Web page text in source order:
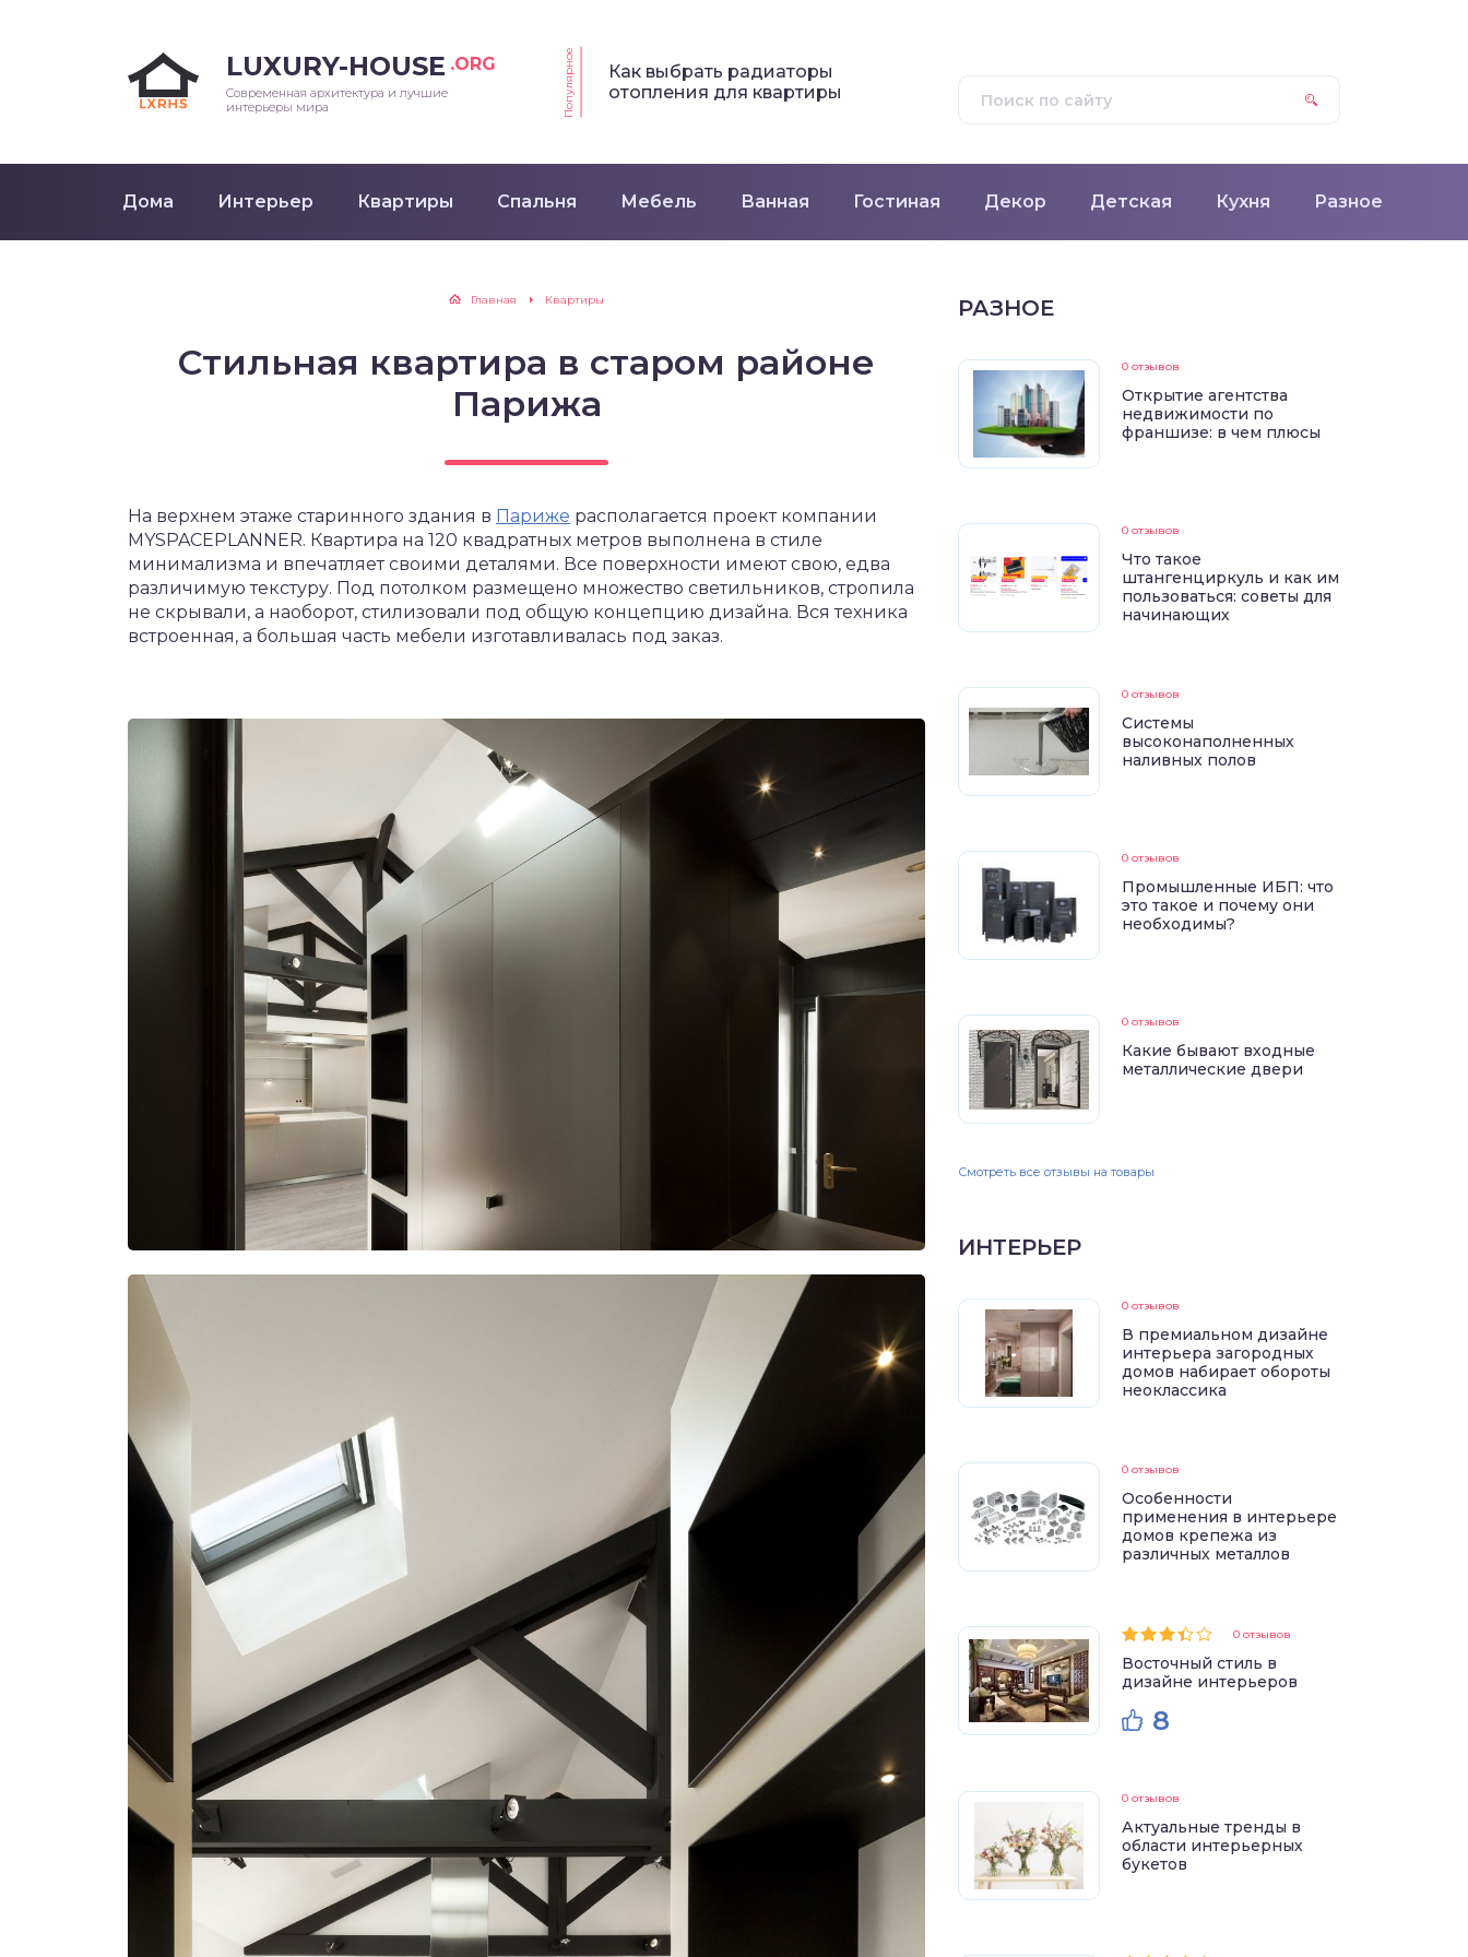
LUXURY-HOUSE .ORG
Современная архитектура и лучшие
интерьеры мира
Популярное
Как выбрать радиаторы
отопления для квартиры
Дома Интерьер Квартиры Спальня Мебель Ванная Гостиная Декор Детская Кухня Разное
Главная Квартиры
Стильная квартира в старом районе
Парижа
На верхнем этаже старинного здания в Париже располагается проект компании
MYSPACEPLANNER. Квартира на 120 квадратных метров выполнена в стиле
минимализма и впечатляет своими деталями. Все поверхности имеют свою, едва
различимую текстуру. Под потолком размещено множество светильников, стропила
не скрывали, а наоборот, стилизовали под общую концепцию дизайна. Вся техника
встроенная, а большая часть мебели изготавливалась под заказ.
РАЗНОЕ
0 отзывов
Открытие агентства
недвижимости по
франшизе: в чем плюсы
0 отзывов
Что такое
штангенциркуль и как им
пользоваться: советы для
начинающих
0 отзывов
Системы
высоконаполненных
наливных полов
0 отзывов
Промышленные ИБП: что
это такое и почему они
необходимы?
0 отзывов
Какие бывают входные
металлические двери
Смотреть все отзывы на товары
ИНТЕРЬЕР
0 отзывов
В премиальном дизайне
интерьера загородных
домов набирает обороты
неоклассика
0 отзывов
Особенности
применения в интерьере
домов крепежа из
различных металлов
0 отзывов
Восточный стиль в
дизайне интерьеров
8
0 отзывов
Актуальные тренды в
области интерьерных
букетов